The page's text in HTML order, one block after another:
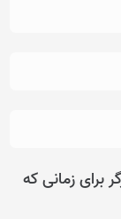
برای زمانی که